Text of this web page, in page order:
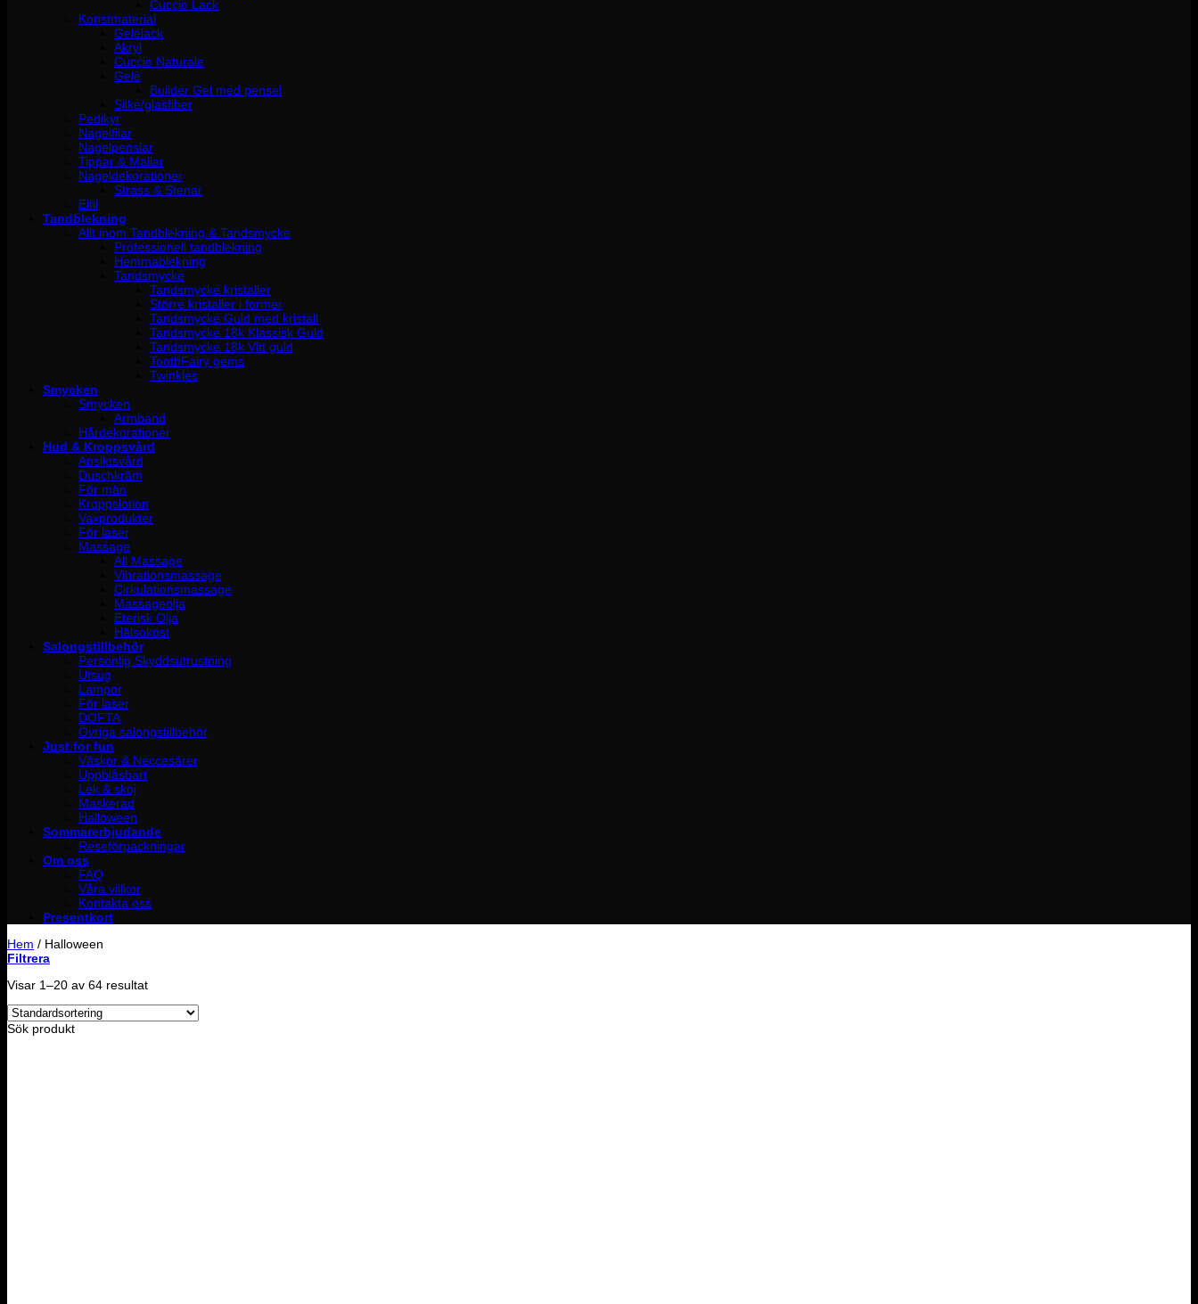
Cuccio Lack
Konstmaterial
Gelélack
Akryl
Cuccio Naturale
Gelé
Builder Gel med pensel
Silke/glasfiber
Pedikyr
Nagelfilar
Nagelpenslar
Tippar & Mallar
Nageldekorationer
Strass & Stenar
Elfil
Tandblekning
Allt inom Tandblekning & Tandsmycke
Professionell tandblekning
Hemmablekning
Tandsmycke
Tandsmycke kristaller
Större kristaller i former
Tandsmycke Guld med kristall
Tandsmycke 18k Klassisk Guld
Tandsmycke 18k Vitt guld
ToothFairy gems
Twinkles
Smycken
Smycken
Armband
Hårdekorationer
Hud & Kroppsvård
Ansiktsvård
Duschkräm
För män
Kroppslotion
Vaxprodukter
För laser
Massage
All Massage
Vibrationsmassage
Cirkulationsmassage
Massageolja
Eterisk Olja
Hälsokost
Salongstillbehör
Personlig Skyddsutrustning
Utsug
Lampor
För laser
DOFTA
Övriga salongstillbehör
Just for fun
Väskor & Neccesärer
Uppblåsbart
Lek & skoj
Maskerad
Halloween
Sommarerbjudande
Reseförpackningar
Om oss
FAQ
Våra villkor
Kontakta oss
Presentkort
Hem / Halloween
Filtrera
Visar 1–20 av 64 resultat
Sök produkt